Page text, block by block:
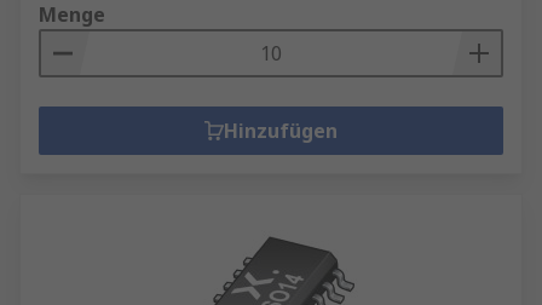
Menge
Hinzufügen